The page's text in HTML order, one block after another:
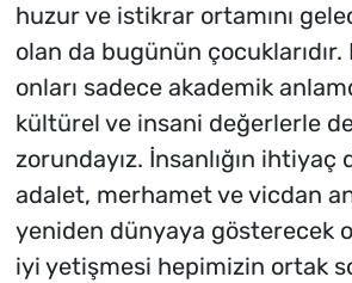
huzur ve istikrar ortamını
olan da bugünün
onları sadece akademik
kültürel ve insani değerlerle
zorundayız. İnsanlığın ihtiyaç
adalet, merhamet ve vicdan
yeniden dünyaya gösterecek
iyi yetişmesi hepimizin ortak